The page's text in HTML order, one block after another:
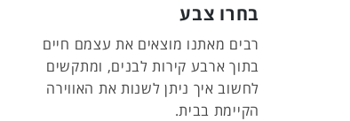
בחרו צבע
רבים מאתנו מוצאים את עצמם חיים
בתוך ארבע קירות לבנים, ומתקשים
לחשוב איך ניתן לשנות את האווירה
הקיימת בבית.